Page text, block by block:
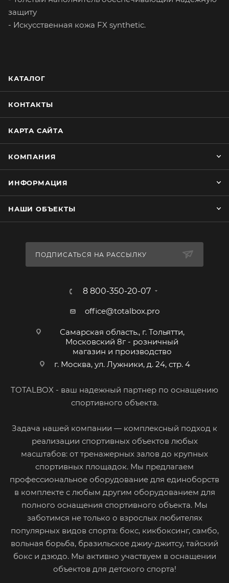
защиту
- Искусственная кожа FX synthetic.
КАТАЛОГ
КОНТАКТЫ
КАРТА САЙТА
КОМПАНИЯ
ИНФОРМАЦИЯ
НАШИ ОБЪЕКТЫ
ПОДПИСАТЬСЯ НА РАССЫЛКУ
8 800-350-20-07
office@totalbox.pro
Самарская область., г. Тольятти,
Московский 8г - розничный
магазин и производство
г. Москва, ул. Лужники, д. 24, стр. 4
TOTALBOX - ваш надежный партнер по оснащению
спортивного объекта.
Задача нашей компании — комплексный подход к
реализации спортивных объектов любых
масштабов: от тренажерных залов до крупных
спортивных площадок. Мы предлагаем
профессиональное оборудование для единоборств
в комплекте с любым другим оборудованием для
полного оснащения спортивного объекта. Мы
заботимся не только о взрослых любителях
популярных видов спорта: бокс, кикбоксинг, самбо,
вольная борьба, бразильское джиу-джитсу, тайский
бокс и дзюдо. Мы активно участвуем в оснащении
объектов для детского спорта!